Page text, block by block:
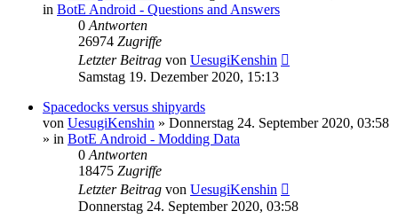
in BotE Android - Questions and Answers
0 Antworten
26974 Zugriffe
Letzter Beitrag von UesugiKenshin
Samstag 19. Dezember 2020, 15:13
Spacedocks versus shipyards
von UesugiKenshin » Donnerstag 24. September 2020, 03:58
» in BotE Android - Modding Data
0 Antworten
18475 Zugriffe
Letzter Beitrag von UesugiKenshin
Donnerstag 24. September 2020, 03:58